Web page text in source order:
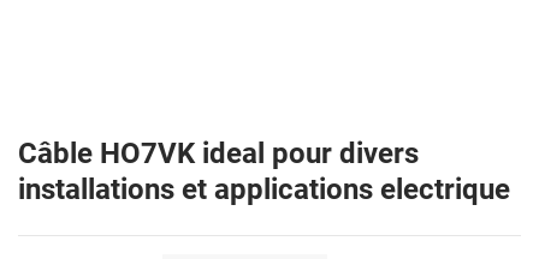
Câble HO7VK ideal pour divers
installations et applications electrique